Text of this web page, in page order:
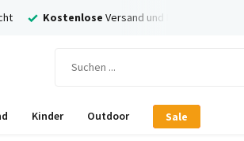
NachträglichBezahlen mit Klarna!
Kinder Outdoor Sale